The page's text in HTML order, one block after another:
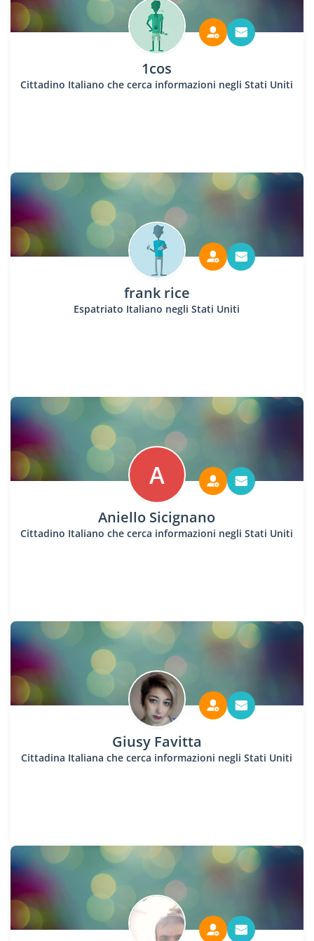
1cos
Cittadino Italiano che cerca informazioni negli Stati Uniti
frank rice
Espatriato Italiano negli Stati Uniti
A
Aniello Sicignano
Cittadino Italiano che cerca informazioni negli Stati Uniti
Giusy Favitta
Cittadina Italiana che cerca informazioni negli Stati Uniti